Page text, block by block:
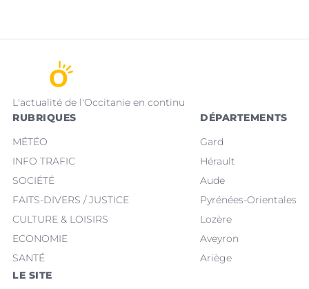
L'actualité de l'Occitanie en continu
RUBRIQUES
MÉTÉO
INFO TRAFIC
SOCIÉTÉ
FAITS-DIVERS / JUSTICE
CULTURE & LOISIRS
ECONOMIE
SANTÉ
DÉPARTEMENTS
Gard
Hérault
Aude
Pyrénées-Orientales
Lozère
Aveyron
Ariège
LE SITE